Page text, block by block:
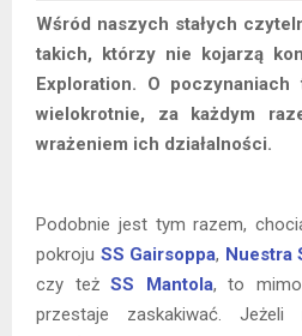
Wśród naszych stałych
takich, którzy nie kojarzą
Exploration. O
wielokrotnie, za każdym
wrażeniem ich działalności.
Podobnie jest tym razem,
pokroju SS Gairsoppa, Nuestra
czy też SS Mantola, to mimo
przestaje zaskakiwać.